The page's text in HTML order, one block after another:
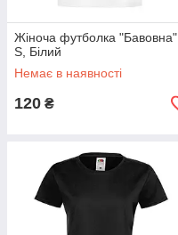
Жіноча футболка "Бавовна"
S, Білий
Немає в наявності
120 ₴